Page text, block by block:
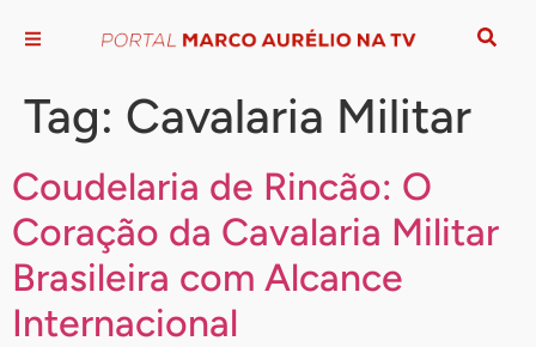
Tag: Cavalaria Militar
Coudelaria de Rincão: O
Coração da Cavalaria Militar
Brasileira com Alcance
Internacional